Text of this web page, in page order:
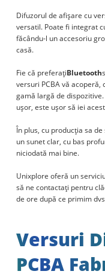
Difuzorul de afișare cu
versatil. Poate fi integrat
făcându-l un accesoriu
casă.
Fie că preferațiBluetooth
versuri PCBA vă
gamă largă de
ușor, este ușor să iei
În plus, cu producția sa
un sunet clar, cu bas
niciodată mai bine.
Unixplore oferă un
să ne contactați pentru
de ore după ce primim
Versuri
PCBA